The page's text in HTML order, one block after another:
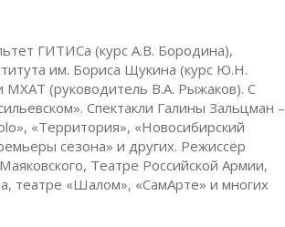
ГИТИСа (курс А.В. Бородина),
им. Бориса Щукина (курс Ю.Н.
МХАТ (руководитель В.А. Рыжаков). С
Спектакли Галины Зальцман –
«Территория», «Новосибирский
сезона» и других. Режиссёр
Театре Российской Армии,
театре «Шалом», «СамАрте» и многих